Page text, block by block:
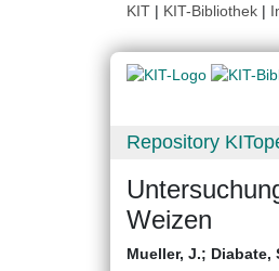
KIT | KIT-Bibliothek |
Repository
Weizen
Mueller, J.; Diabate,